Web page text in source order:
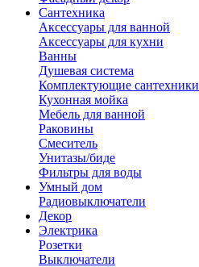
Сантехника
Аксессуары для ванной
Аксессуары для кухни
Ванны
Душевая система
Комплектующие сантехники
Кухонная мойка
Мебель для ванной
Раковины
Смеситель
Унитазы/биде
Фильтры для воды
Умный дом
Радиовыключатели
Декор
Электрика
Розетки
Выключатели